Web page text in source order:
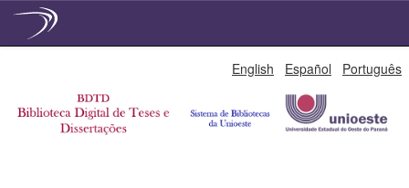
English Español Português